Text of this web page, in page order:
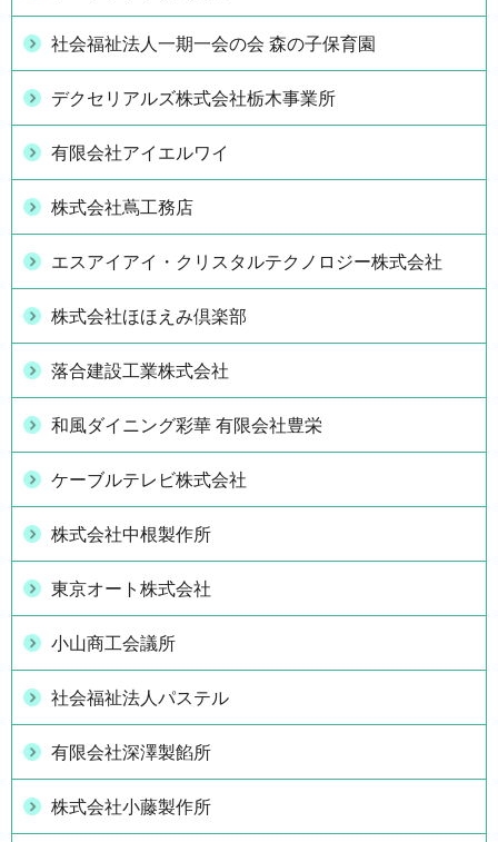
社会福祉法人一期一会の会 森の子保育園
デクセリアルズ株式会社栃木事業所
有限会社アイエルワイ
株式会社蔦工務店
エスアイアイ・クリスタルテクノロジー株式会社
株式会社ほほえみ倶楽部
落合建設工業株式会社
和風ダイニング彩華 有限会社豊栄
ケーブルテレビ株式会社
株式会社中根製作所
東京オート株式会社
小山商工会議所
社会福祉法人パステル
有限会社深澤製餡所
株式会社小藤製作所